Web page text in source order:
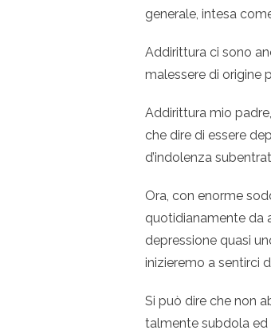
generale, intesa
Addirittura ci sono
malessere di origine
Addirittura mio
che dire di essere
d’indolenza
Ora, con enorme
quotidianamente da
depressione quasi
inizieremo a sentirci
Si può dire che non
talmente subdola ed